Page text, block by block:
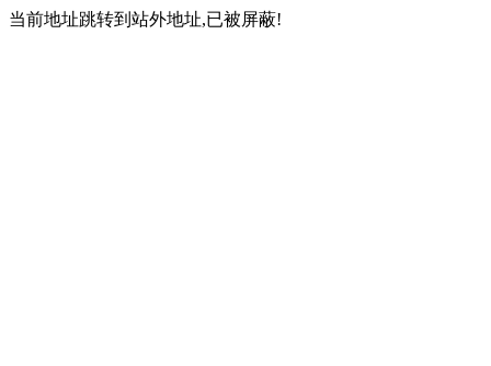
当前地址跳转到站外地址,已被屏蔽!